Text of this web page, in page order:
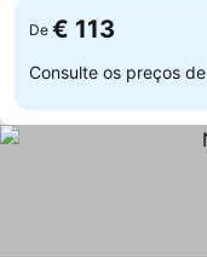
De € 113
Consulte os preços de